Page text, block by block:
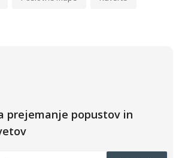
prejemanje popustov in